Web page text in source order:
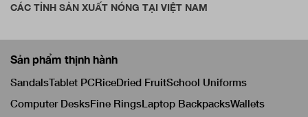
CÁC TỈNH SẢN XUẤT NÓNG TẠI VIỆT NAM
Sản phẩm thịnh hành
SandalsTablet PCRiceDried FruitSchool Uniforms
Computer DesksFine RingsLaptop BackpacksWallets